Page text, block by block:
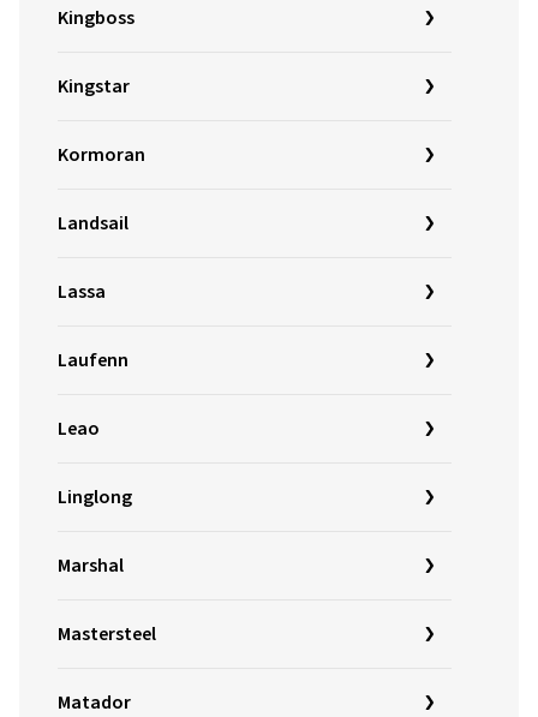
Kingboss
Kingstar
Kormoran
Landsail
Lassa
Laufenn
Leao
Linglong
Marshal
Mastersteel
Matador